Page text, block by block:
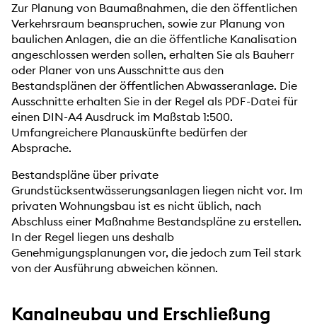
Zur Planung von Baumaßnahmen, die den öffentlichen
Verkehrsraum beanspruchen, sowie zur Planung von
baulichen Anlagen, die an die öffentliche Kanalisation
angeschlossen werden sollen, erhalten Sie als Bauherr
oder Planer von uns Ausschnitte aus den
Bestandsplänen der öffentlichen Abwasseranlage. Die
Ausschnitte erhalten Sie in der Regel als PDF-Datei für
einen DIN-A4 Ausdruck im Maßstab 1:500.
Umfangreichere Planauskünfte bedürfen der
Absprache.
Bestandspläne über private
Grundstücksentwässerungsanlagen liegen nicht vor. Im
privaten Wohnungsbau ist es nicht üblich, nach
Abschluss einer Maßnahme Bestandspläne zu erstellen.
In der Regel liegen uns deshalb
Genehmigungsplanungen vor, die jedoch zum Teil stark
von der Ausführung abweichen können.
Kanalneubau und Erschließung